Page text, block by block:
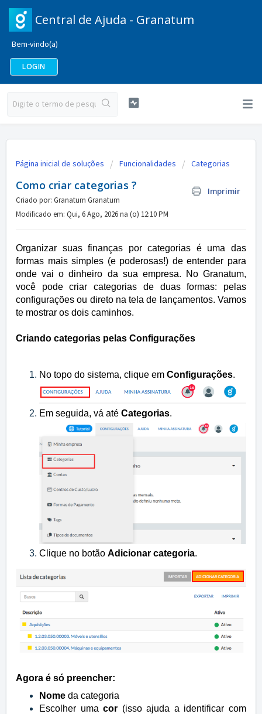
Central de Ajuda - Granatum
Bem-vindo(a)
LOGIN
Página inicial de soluções Funcionalidades Categorias
Como criar categorias ? Imprimir
Criado por: Granatum Granatum
Modificado em: Qui, 6 Ago, 2026 na (o) 12:10 PM
Organizar suas finanças por categorias é uma das
formas mais simples (e poderosas!) de entender para
onde vai o dinheiro da sua empresa. No Granatum,
você pode criar categorias de duas formas: pelas
configurações ou direto na tela de lançamentos. Vamos
te mostrar os dois caminhos.
Criando categorias pelas Configurações
No topo do sistema, clique em Configurações.
Em seguida, vá até Categorias.
Clique no botão Adicionar categoria.
Agora é só preencher:
Nome da categoria
Escolher umacor (isso ajuda a identificar com